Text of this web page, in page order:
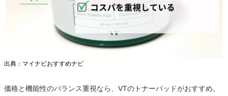
出典：マイナビおすすめナビ
価格と機能性のバランス重視なら、VTのトナーパッドがおすすめ。